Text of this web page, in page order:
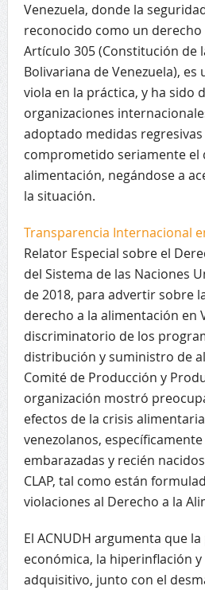
Venezuela, donde la
reconocido como un
Artículo 305 (Constitución de
Bolivariana de Venezuela),
viola en la práctica, y ha sido
organizaciones
adoptado medidas
comprometido seriamente el
alimentación, negándose a
la situación.
Transparencia Internacional
Relator Especial sobre el
del Sistema de las Naciones
de 2018, para advertir sobre
derecho a la alimentación en
discriminatorio de los
distribución y suministro de
Comité de Producción y
organización mostró
efectos de la crisis
venezolanos,
embarazadas y recién
CLAP, tal como están
violaciones al Derecho a la
El ACNUDH argumenta que
económica, la hiperinflación
adquisitivo, junto con el